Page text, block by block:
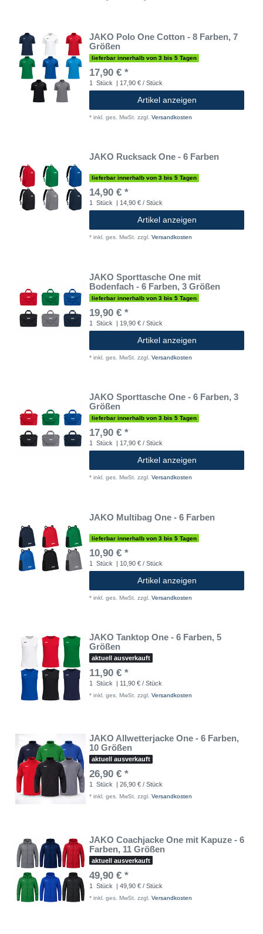
JAKO Polo One Cotton - 8 Farben, 7
Größen
lieferbar innerhalb von 3 bis 5 Tagen
17,90 € *
1 Stück | 17,90 € / Stück
Artikel anzeigen
* inkl. ges. MwSt. zzgl. Versandkosten
JAKO Rucksack One - 6 Farben
lieferbar innerhalb von 3 bis 5 Tagen
14,90 € *
1 Stück | 14,90 € / Stück
Artikel anzeigen
* inkl. ges. MwSt. zzgl. Versandkosten
JAKO Sporttasche One mit
Bodenfach - 6 Farben, 3 Größen
lieferbar innerhalb von 3 bis 5 Tagen
19,90 € *
1 Stück | 19,90 € / Stück
Artikel anzeigen
* inkl. ges. MwSt. zzgl. Versandkosten
JAKO Sporttasche One - 6 Farben, 3
Größen
lieferbar innerhalb von 3 bis 5 Tagen
17,90 € *
1 Stück | 17,90 € / Stück
Artikel anzeigen
* inkl. ges. MwSt. zzgl. Versandkosten
JAKO Multibag One - 6 Farben
lieferbar innerhalb von 3 bis 5 Tagen
10,90 € *
1 Stück | 10,90 € / Stück
Artikel anzeigen
* inkl. ges. MwSt. zzgl. Versandkosten
JAKO Tanktop One - 6 Farben, 5
Größen
aktuell ausverkauft
11,90 € *
1 Stück | 11,90 € / Stück
* inkl. ges. MwSt. zzgl. Versandkosten
JAKO Allwetterjacke One - 6 Farben,
10 Größen
aktuell ausverkauft
26,90 € *
1 Stück | 26,90 € / Stück
* inkl. ges. MwSt. zzgl. Versandkosten
JAKO Coachjacke One mit Kapuze - 6
Farben, 11 Größen
aktuell ausverkauft
49,90 € *
1 Stück | 49,90 € / Stück
* inkl. ges. MwSt. zzgl. Versandkosten